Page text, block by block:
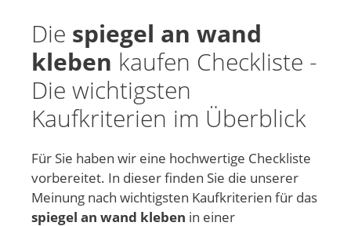
Die spiegel an wand
kleben kaufen Checkliste -
Die wichtigsten
Kaufkriterien im Überblick
Für Sie haben wir eine hochwertige Checkliste
vorbereitet. In dieser finden Sie die unserer
Meinung nach wichtigsten Kaufkriterien für das
spiegel an wand kleben in einer